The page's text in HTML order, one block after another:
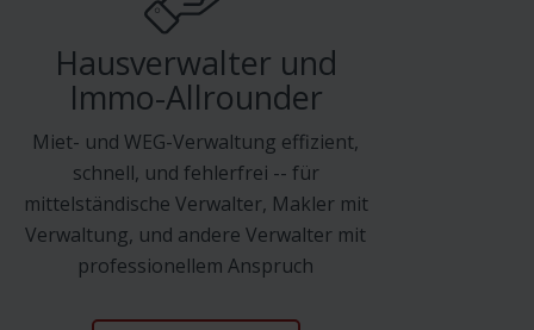
Hausverwalter und
Immo-Allrounder
Miet- und WEG-Verwaltung effizient,
schnell, und fehlerfrei -- für
mittelständische Verwalter, Makler mit
Verwaltung, und andere Verwalter mit
professionellem Anspruch